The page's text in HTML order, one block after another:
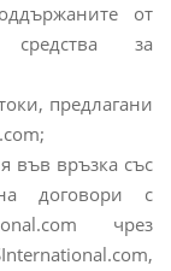
от
средства за
предлагани
във връзка със
договори с
чрез